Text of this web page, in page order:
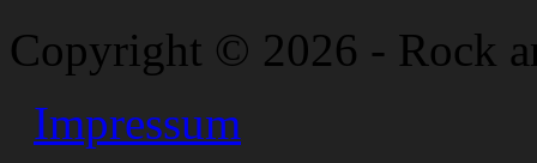
Copyright © 2026 - Rock
Impressum